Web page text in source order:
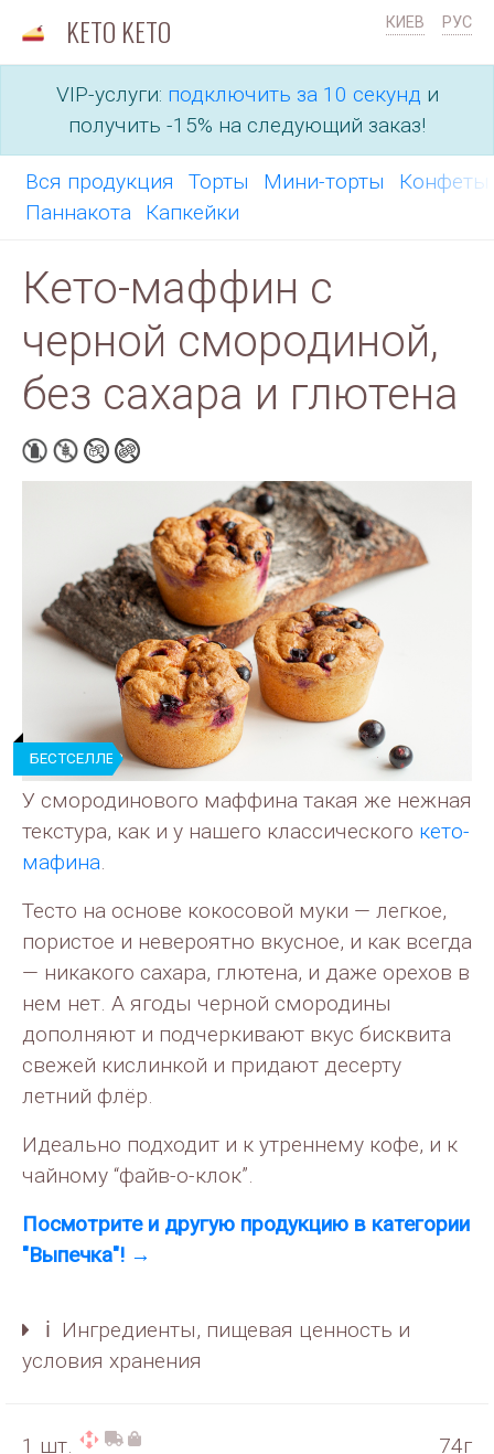
KETO KETO КИЕВ РУС
VIP-услуги: подключить за 10 секунд и
получить -15% на следующий заказ!
Вся продукция Торты Мини-торты
Конфеты
Паннакота
Капкейки
Кето-маффин с
черной смородиной,
без сахара и глютена
БЕСТСЕЛЛЕР
У смородинового маффина такая же нежная
текстура, как и у нашего классического кето-
мафина.
Тесто на основе кокосовой муки — легкое,
пористое и невероятно вкусное, и как всегда
— никакого сахара, глютена, и даже орехов в
нем нет. А ягоды черной смородины
дополняют и подчеркивают вкус бисквита
свежей кислинкой и придают десерту
летний флёр.
Идеально подходит и к утреннему кофе, и к
чайному “файв-о-клок”.
Посмотрите и другую продукцию в категории
"Выпечка"! →
ℹ️ Ингредиенты, пищевая ценность и
условия хранения
1 шт.
74г